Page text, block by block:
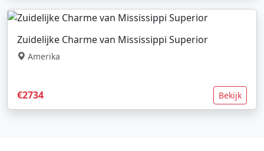
Zuidelijke Charme van Mississippi Superior
Amerika
€2734 Bekijk